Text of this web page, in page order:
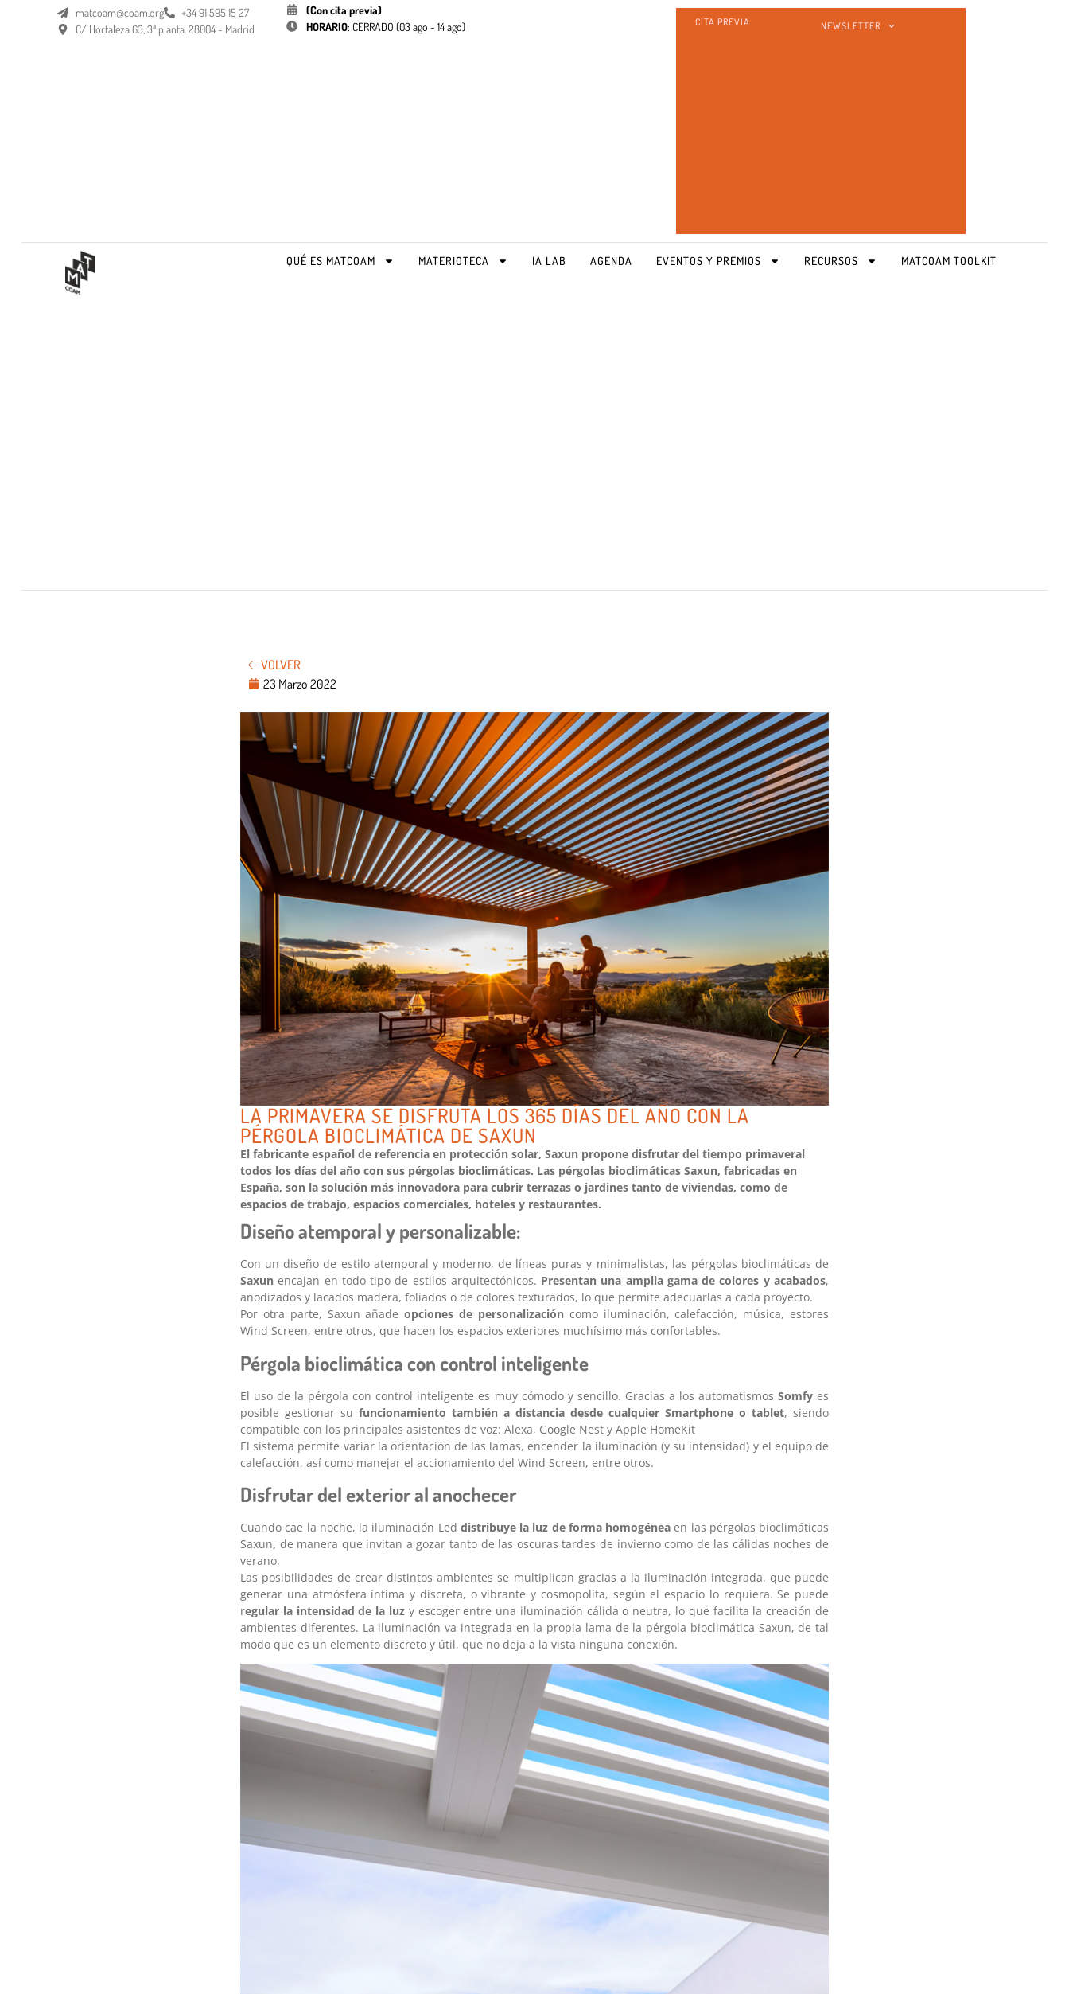
matcoam@coam.org
+34 91 595 15 27
C/ Hortaleza 63, 3ª planta. 28004 - Madrid
(Con cita previa)
HORARIO: CERRADO (03 ago - 14 ago) CITA PREVIA NEWSLETTER
QUÉ ES MATCOAM MATERIOTECA IA LAB AGENDA EVENTOS Y PREMIOS RECURSOS MATCOAM TOOLKIT
VOLVER
23 Marzo 2022
LA PRIMAVERA SE DISFRUTA LOS 365 DÍAS DEL AÑO CON LA
PÉRGOLA BIOCLIMÁTICA DE SAXUN
El fabricante español de referencia en protección solar, Saxun propone disfrutar del tiempo primaveral
todos los días del año con sus pérgolas bioclimáticas. Las pérgolas bioclimáticas Saxun, fabricadas en
España, son la solución más innovadora para cubrir terrazas o jardines tanto de viviendas, como de
espacios de trabajo, espacios comerciales, hoteles y restaurantes.
Diseño atemporal y personalizable:
Con un diseño de estilo atemporal y moderno, de líneas puras y minimalistas, las pérgolas bioclimáticas de
Saxun encajan en todo tipo de estilos arquitectónicos. Presentan una amplia gama de colores y acabados,
anodizados y lacados madera, foliados o de colores texturados, lo que permite adecuarlas a cada proyecto.
Por otra parte, Saxun añadeopciones de personalización como iluminación, calefacción, música, estores
Wind Screen, entre otros, que hacen los espacios exteriores muchísimo más confortables.
Pérgola bioclimática con control inteligente
El uso de la pérgola con control inteligente es muy cómodo y sencillo. Gracias a los automatismos Somfyes
posible gestionar su funcionamiento también a distancia desde cualquier Smartphone o tablet, siendo
compatible con los principales asistentes de voz: Alexa, Google Nest y Apple HomeKit
El sistema permite variar la orientación de las lamas, encender la iluminación (y su intensidad) y el equipo de
calefacción, así como manejar el accionamiento del Wind Screen, entre otros.
Disfrutar del exterior al anochecer
Cuando cae la noche, la iluminación Led distribuye la luz de forma homogénea en las pérgolas bioclimáticas
Saxun, de manera que invitan a gozar tanto de las oscuras tardes de invierno como de las cálidas noches de
verano.
Las posibilidades de crear distintos ambientes se multiplican gracias a la iluminación integrada, que puede
generar una atmósfera íntima y discreta, o vibrante y cosmopolita, según el espacio lo requiera. Se puede
regular la intensidad de la luz y escoger entre una iluminación cálida o neutra, lo que facilita la creación de
ambientes diferentes. La iluminación va integrada en la propia lama de la pérgola bioclimática Saxun, de tal
modo que es un elemento discreto y útil, que no deja a la vista ninguna conexión.